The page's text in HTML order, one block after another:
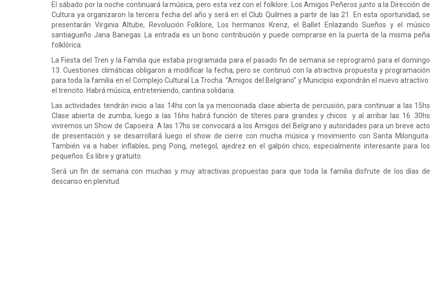
El sábado por la noche continuará la música, pero esta vez con el folklore. Los Amigos Peñeros junto a la Dirección de
Cultura ya organizaron la tercera fecha del año y será en el Club Quilmes a partir de las 21. En esta oportunidad, se
presentarán Virginia Altube, Revolución Folklore, Los hermanos Krenz, el Ballet Enlazando Sueños y el músico
santiagueño Jana Banegas. La entrada es un bono contribución y puede comprarse en la puerta de la misma peña
folklórica.
La Fiesta del Tren y la Familia que estaba programada para el pasado fin de semana se reprogramó para el domingo
13. Cuestiones climáticas obligaron a modificar la fecha, pero se continuó con la atractiva propuesta y programación
para toda la familia en el Complejo Cultural La Trocha. “Amigos del Belgrano” y Municipio expondrán el nuevo atractivo:
el trencito. Habrá música, entreteniendo, cantina solidaria.
Las actividades tendrán inicio a las 14hs con la ya mencionada clase abierta de percusión, para continuar a las 15hs
Clase abierta de zumba, luego a las 16hs habrá función de títeres para grandes y chicos y al arribar las 16 .30hs
viviremos un Show de Capoeira. A las 17hs se convocará a los Amigos del Belgrano y autoridades para un breve acto
de presentación y se desarrollará luego el show de cierre con mucha música y movimiento con Santa Milonguita.
También va a haber inflables, ping Pong, metegol, ajedrez en el galpón chico, especialmente interesante para los
pequeños. Es libre y gratuito.
Será un fin de semana con muchas y muy atractivas propuestas para que toda la familia disfrute de los días de
descanso en plenitud.